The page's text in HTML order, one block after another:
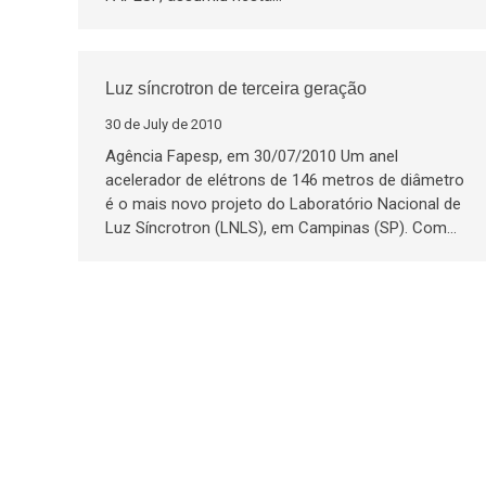
Luz síncrotron de terceira geração
30 de July de 2010
Agência Fapesp, em 30/07/2010 Um anel
acelerador de elétrons de 146 metros de diâmetro
é o mais novo projeto do Laboratório Nacional de
Luz Síncrotron (LNLS), em Campinas (SP). Com…